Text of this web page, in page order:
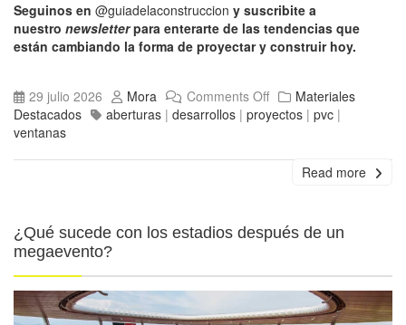
Seguinos en @guiadelaconstruccion y suscribite a
nuestro newsletterpara enterarte de las tendencias que
están cambiando la forma de proyectar y construir hoy.
29 julio 2026 Mora Comments Off
Materiales
Destacados
aberturas | desarrollos | proyectos | pvc |
ventanas
Read more
¿Qué sucede con los estadios después de un
megaevento?